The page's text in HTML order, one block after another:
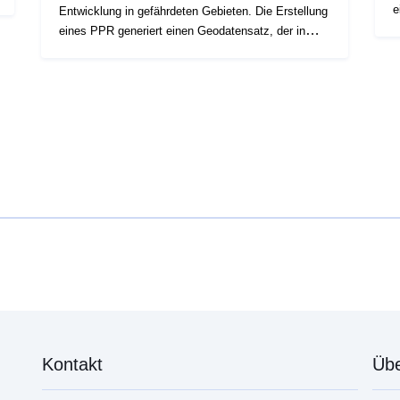
Entwicklung in gefährdeten Gebieten. Die Erstellung
eines PPR generiert einen Geodatensatz, der in
Kontakt